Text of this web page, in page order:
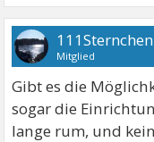
Mitglied
Gibt es die
sogar die
lange rum, und